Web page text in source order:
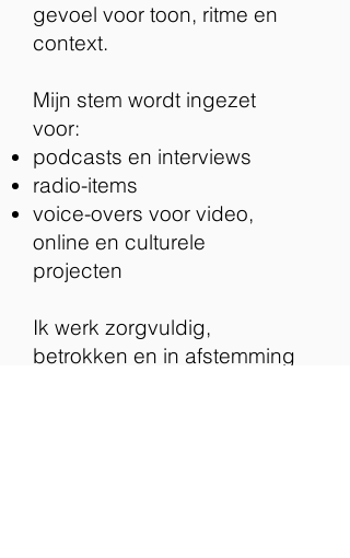
gevoel voor toon, ritme en
context.
Mijn stem wordt ingezet
voor:
podcasts en interviews
radio-items
voice-overs voor video,
online en culturele
projecten
Ik werk zorgvuldig,
betrokken en in afstemming